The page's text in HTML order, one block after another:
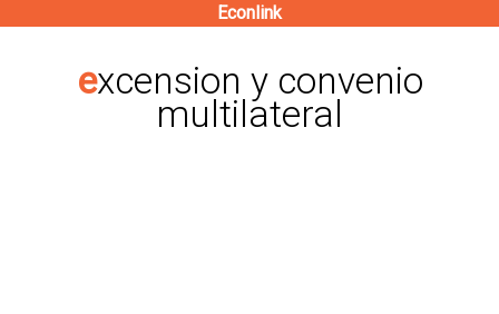
contenido
principal
Econlink
excension y convenio
multilateral